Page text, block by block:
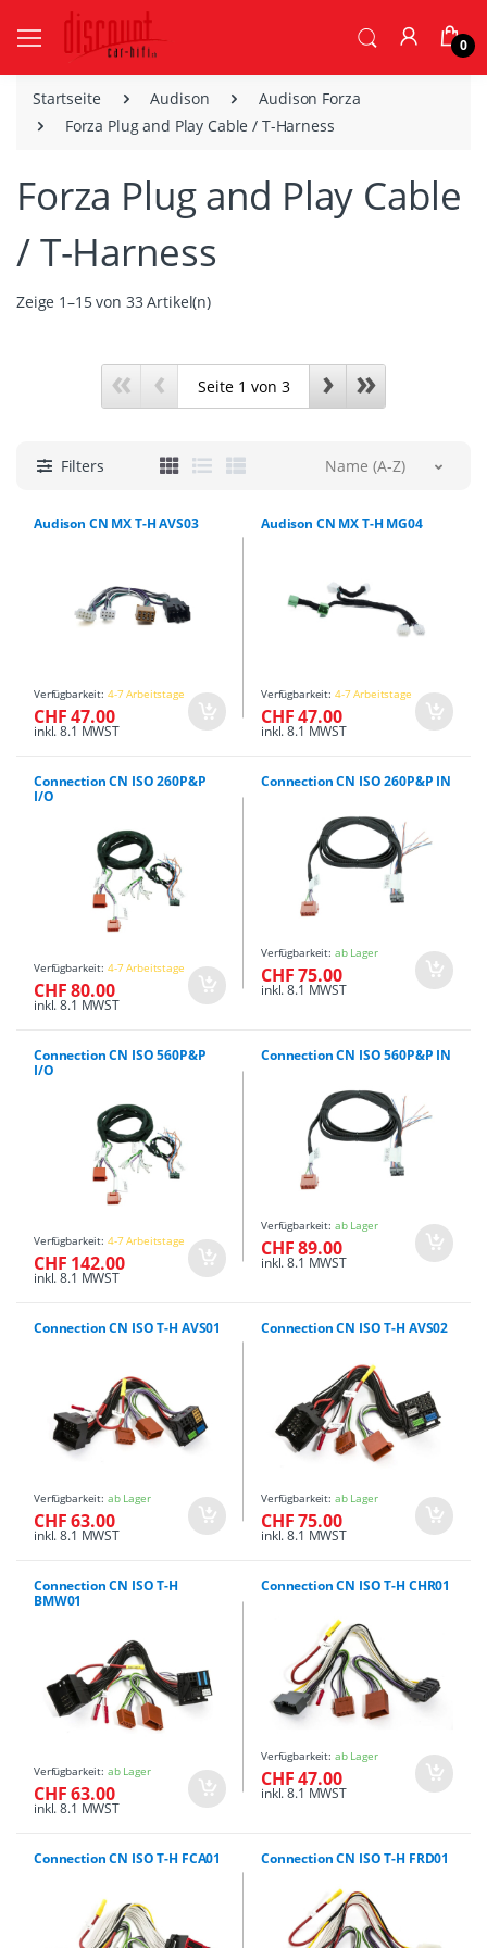
0
Startseite Audison
Audison Forza
Forza Plug and Play Cable / T-Harness
Forza Plug and Play Cable
/ T-Harness
Zeige 1–15 von 33 Artikel(n)
« ‹ › »
Filters Name (A-Z)
Audison CN MX T-H AVS03
Verfügbarkeit: 4-7 Arbeitstage
CHF 47.00
inkl. 8.1 MWST
Audison CN MX T-H MG04
Verfügbarkeit: 4-7 Arbeitstage
CHF 47.00
inkl. 8.1 MWST
Connection CN ISO 260P&P
I/O
Verfügbarkeit: 4-7 Arbeitstage
CHF 80.00
inkl. 8.1 MWST
Connection CN ISO 260P&P IN
Verfügbarkeit: ab Lager
CHF 75.00
inkl. 8.1 MWST
Connection CN ISO 560P&P
I/O
Verfügbarkeit: 4-7 Arbeitstage
CHF 142.00
inkl. 8.1 MWST
Connection CN ISO 560P&P IN
Verfügbarkeit: ab Lager
CHF 89.00
inkl. 8.1 MWST
Connection CN ISO T-H AVS01
Verfügbarkeit: ab Lager
CHF 63.00
inkl. 8.1 MWST
Connection CN ISO T-H AVS02
Verfügbarkeit: ab Lager
CHF 75.00
inkl. 8.1 MWST
Connection CN ISO T-H
BMW01
Verfügbarkeit: ab Lager
CHF 63.00
inkl. 8.1 MWST
Connection CN ISO T-H CHR01
Verfügbarkeit: ab Lager
CHF 47.00
inkl. 8.1 MWST
Connection CN ISO T-H FCA01 Connection CN ISO T-H FRD01